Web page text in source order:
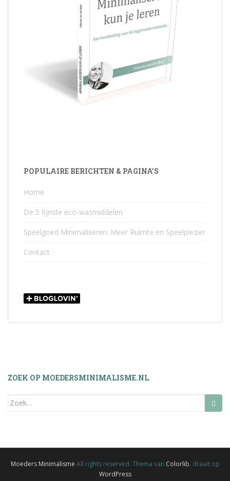
POPULAIRE BERICHTEN & PAGINA’S
Home
De 5 fijnste eco-wasmiddelen
Speelgoed Minimaliseren: Meer Ruimte en Speelplezier
Contact
ZOEK OP MOEDERSMINIMALISME.NL
Zoek
Moeders Minimalisme All rights reserved. Thema van Colorlib, draait op
WordPress